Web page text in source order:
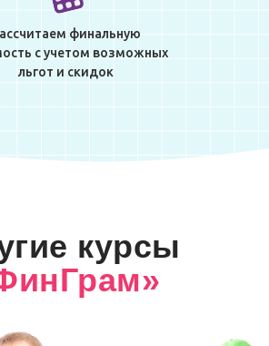
финальную
с учетом возможных
льгот и скидок
курсы